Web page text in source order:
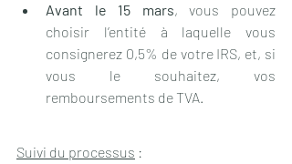
Avant le 15 mars, vous pouvez
choisir l’entité à laquelle vous
consignerez 0,5% de votre IRS, et, si
vous le souhaitez, vos
remboursements de TVA.
Suivi du processus :